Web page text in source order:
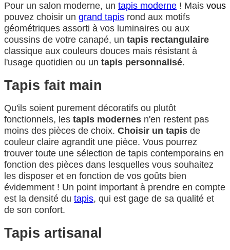
Pour un salon moderne, un tapis moderne ! Mais vous
pouvez choisir un grand tapis rond aux motifs
géométriques assorti à vos luminaires ou aux
coussins de votre canapé, un tapis rectangulaire
classique aux couleurs douces mais résistant à
l'usage quotidien ou un tapis personnalisé.
Tapis fait main
Qu'ils soient purement décoratifs ou plutôt
fonctionnels, les tapis modernes n'en restent pas
moins des pièces de choix. Choisir un tapis de
couleur claire agrandit une pièce. Vous pourrez
trouver toute une sélection de tapis contemporains en
fonction des pièces dans lesquelles vous souhaitez
les disposer et en fonction de vos goûts bien
évidemment ! Un point important à prendre en compte
est la densité du tapis, qui est gage de sa qualité et
de son confort.
Tapis artisanal